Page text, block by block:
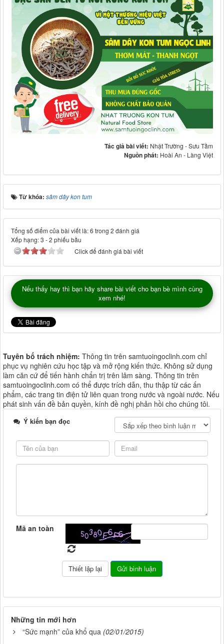
Tác giả bài viết: Nhật Trường - Sưu Tầm
Nguồn phát: Hoài An - Làng Việt
Từ khóa: sâm dây kon tum
Tổng số điểm của bài viết là: 6 trong 2 đánh giá
Xếp hạng:3 -2 phiếu bầu
Click để đánh giá bài viết
Nếu thấy hay thì bạn hãy share bài viết cho bạn bè mình cùng
xem nhé!
Tuyên bố trách nhiệm: Thông tin trên samtuoingoclinh.com chỉ
phục vụ nghiên cứu học tập và mở rộng kiến thức. Không sử dụng
làm căn cứ để tiến hành chẩn trị trên lâm sàng. Thông tin trên
samtuoingoclinh.com có thể được trích dẫn, thu thập từ các ấn
phẩm, các trang tin điện tử liên quan trong nước và ngoài nước. Nếu
phát sinh vấn đề bản quyền, kính đề nghị phản hồi cho chúng tôi.
Ý kiến bạn đọc
Mã an toàn
Những tin mới hơn
“Sức mạnh” của khổ qua (02/01/2015)